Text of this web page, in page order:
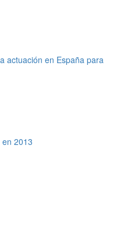
actuación en España para
2013